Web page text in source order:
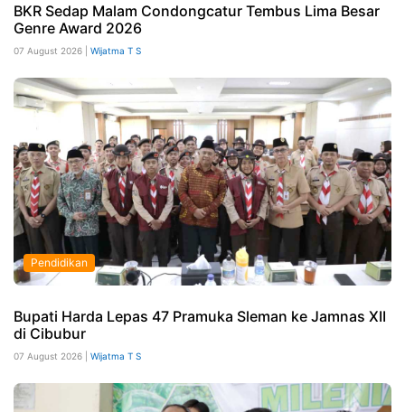
BKR Sedap Malam Condongcatur Tembus Lima Besar
Genre Award 2026
07 August 2026 | Wijatma T S
Pendidikan
Bupati Harda Lepas 47 Pramuka Sleman ke Jamnas XII
di Cibubur
07 August 2026 | Wijatma T S